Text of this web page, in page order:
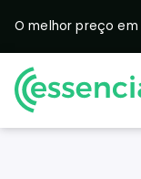
O melhor preço em